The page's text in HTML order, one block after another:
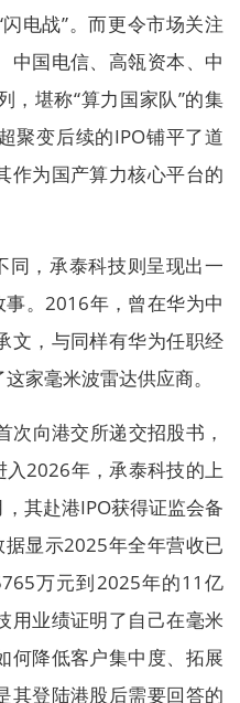
电战”。而更令市场关注
中国电信、高瓴资本、中
，堪称“算力国家队”的集
聚变后续的IPO铺平了道
作为国产算力核心平台的
同，承泰科技则呈现出一
事。2016年，曾在华为中
文，与同样有华为任职经
家毫米波雷达供应商。
向港交所递交招股书，
2026年，承泰科技的上
其赴港IPO获得证监会备
显示2025年全年营收已
万元到2025年的11亿
用业绩证明了自己在毫米
何降低客户集中度、拓展
其登陆港股后需要回答的